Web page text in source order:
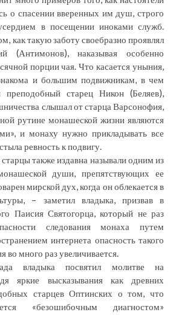
о спасении вверенных им душ, строго
в посещении иноками служб.
как такую заботу своебразно проявлял
(Антимонов), наказывая особенно
порции чая. Что касается уныния,
и большим подвижникам, в чем
преподобный старец Никон (Беляев),
слышал от старца Варсонофия,
рутине монашеской жизни являются
и монаху нужно прикладывать все
ревность к подвигу.
также издавна называли одним из
души, препятствующих ее
мирской дух, когда он облекается в
– заметил владыка, призвав в
Паисия Святогорца, который не раз
следования монаха путем
интернета опасность такого
во много раз увеличивается.
владыка посвятил молитве на
яркие высказывания как древних
старцев Оптинских о том, что
«безошибочным диагностом»